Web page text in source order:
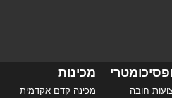
חובה
מכינות
מכינה קדם אקדמית